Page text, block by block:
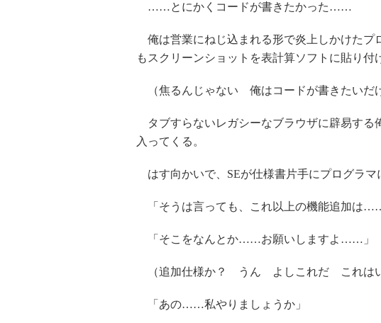
……とにかくコードが書きたかった……
俺は営業にねじ込まれる形で炎上しかけたプ
もスクリーンショットを表計算ソフトに貼り付
（焦るんじゃない 俺はコードが書きたいだ
タブすらないレガシーなブラウザに辟易する
入ってくる。
はす向かいで、SEが仕様書片手にプログラマ
「そうは言っても、これ以上の機能追加は
「そこをなんとか……お願いしますよ……」
（追加仕様か？ うん よしこれだ これはい
「あの……私やりましょうか」